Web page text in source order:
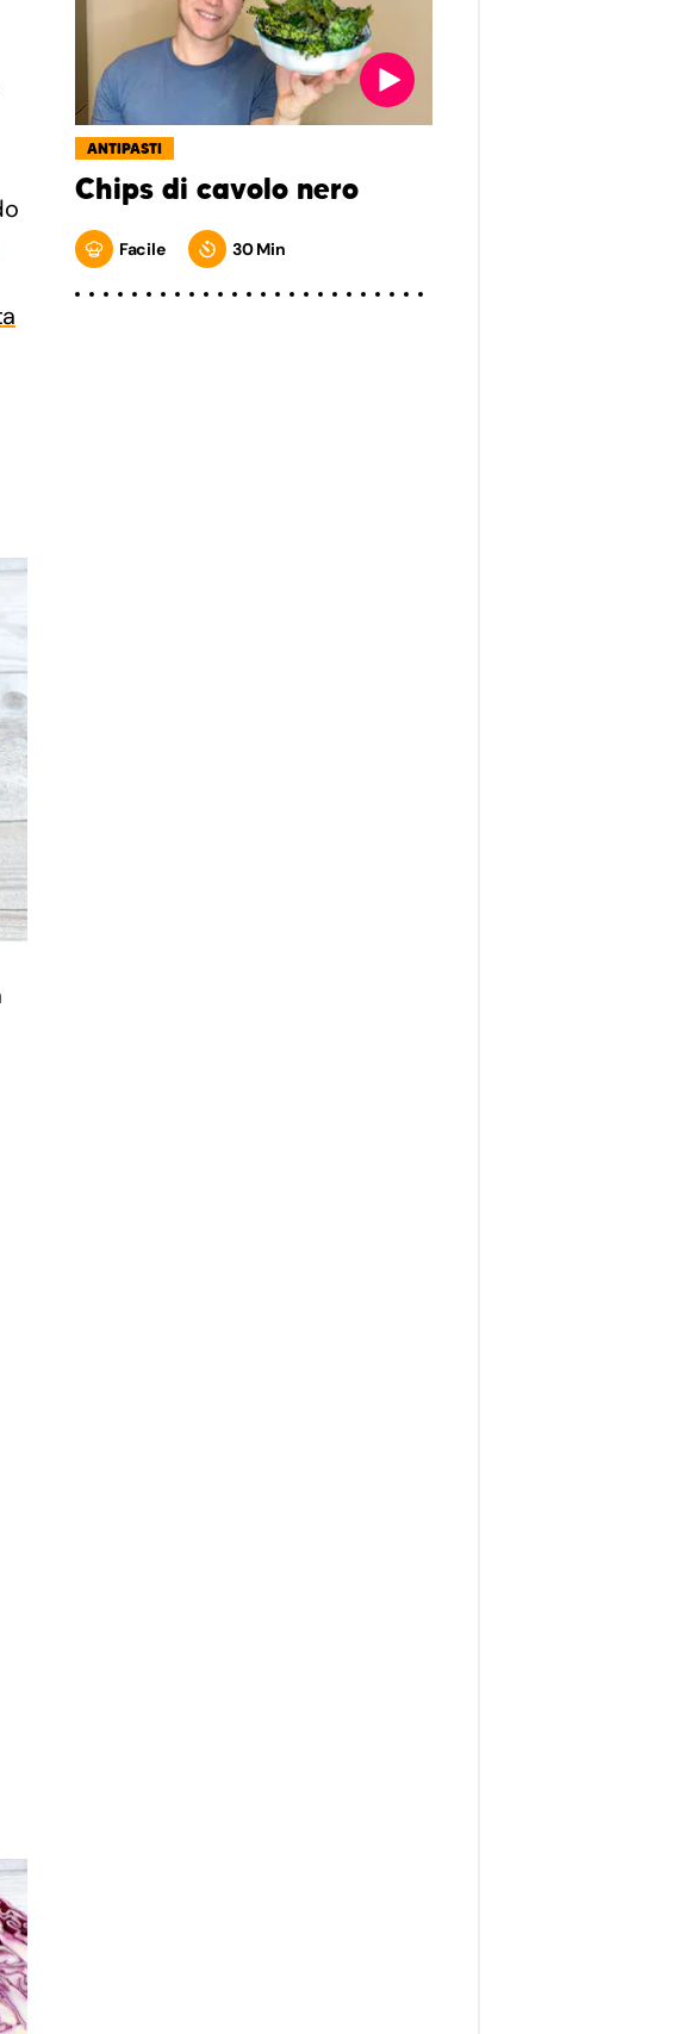
ANTIPASTI
Chips di cavolo nero
Facile 30 Min